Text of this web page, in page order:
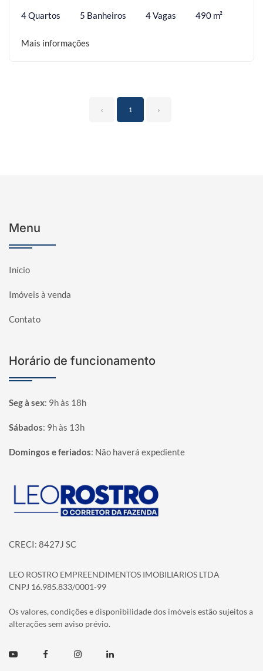
4 Quartos 5 Banheiros 4 Vagas 490 m²
Mais informações
‹ 1 ›
Menu
Início
Imóveis à venda
Contato
Horário de funcionamento
Seg à sex: 9h às 18h
Sábados: 9h às 13h
Domingos e feriados: Não haverá expediente
Página inicial
CRECI: 8427J SC
LEO ROSTRO EMPREENDIMENTOS IMOBILIARIOS LTDA
CNPJ 16.985.833/0001-99
Os valores, condições e disponibilidade dos imóveis estão sujeitos a
alterações sem aviso prévio.
Youtube FacebookInstagramLinkedin